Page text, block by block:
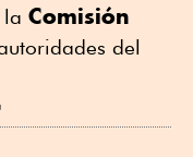
la Comisión
del